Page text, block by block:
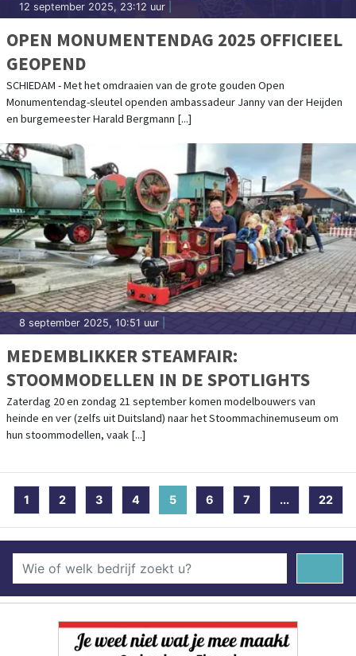
12 september 2025, 23:12 uur
OPEN MONUMENTENDAG 2025 OFFICIEEL
GEOPEND
SCHIEDAM - Met het omdraaien van de grote gouden Open
Monumentendag-sleutel openden ambassadeur Janny van der Heijden
en burgemeester Harald Bergmann [...]
8 september 2025, 10:51 uur
MEDEMBLIKKER STEAMFAIR:
STOOMMODELLEN IN DE SPOTLIGHTS
Zaterdag 20 en zondag 21 september komen modelbouwers van
heinde en ver (zelfs uit Duitsland) naar het Stoommachinemuseum om
hun stoommodellen, vaak [...]
1 2 3 4 5(current)
6 7 ... 22